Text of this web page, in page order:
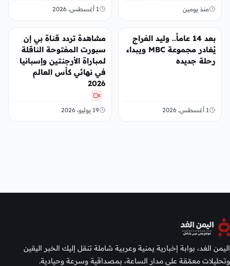
منذ يومين 1 أغسطس، 2026
رياضة
بعد 14 عاماً.. وليد الفراج
يُغادر مجموعة MBC ويبداء
رحلة جديده
1 أغسطس، 2026
رياضة
مشاهدة تردد قناة بي إن
سبورت المفتوحة الناقلة
لمباراة الأرجنتين وإسبانيا
في نهائي كأس العالم
2026
19 يوليو، 2026
اليمن الغد، بوابة إخبارية يمنية وعربية شاملة تنقل إليك الخبر اليقين
وتحليلات معمّقة على مدار الساعة، بمصداقية وسرعة وحيادية.